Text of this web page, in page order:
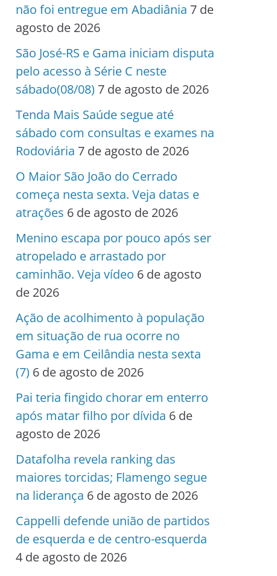
não foi entregue em Abadiânia 7 de
agosto de 2026
São José-RS e Gama iniciam disputa
pelo acesso à Série C neste
sábado(08/08) 7 de agosto de 2026
Tenda Mais Saúde segue até
sábado com consultas e exames na
Rodoviária 7 de agosto de 2026
O Maior São João do Cerrado
começa nesta sexta. Veja datas e
atrações 6 de agosto de 2026
Menino escapa por pouco após ser
atropelado e arrastado por
caminhão. Veja vídeo 6 de agosto
de 2026
Ação de acolhimento à população
em situação de rua ocorre no
Gama e em Ceilândia nesta sexta
(7) 6 de agosto de 2026
Pai teria fingido chorar em enterro
após matar filho por dívida 6 de
agosto de 2026
Datafolha revela ranking das
maiores torcidas; Flamengo segue
na liderança 6 de agosto de 2026
Cappelli defende união de partidos
de esquerda e de centro-esquerda
4 de agosto de 2026